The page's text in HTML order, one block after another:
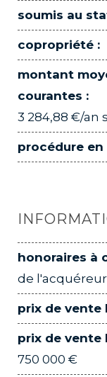
soumis au
copropriété :
montant
courantes :
3 284,88 €/an
procédure en
honoraires à
de l'acquéreur
prix de vente
prix de vente
750 000 €